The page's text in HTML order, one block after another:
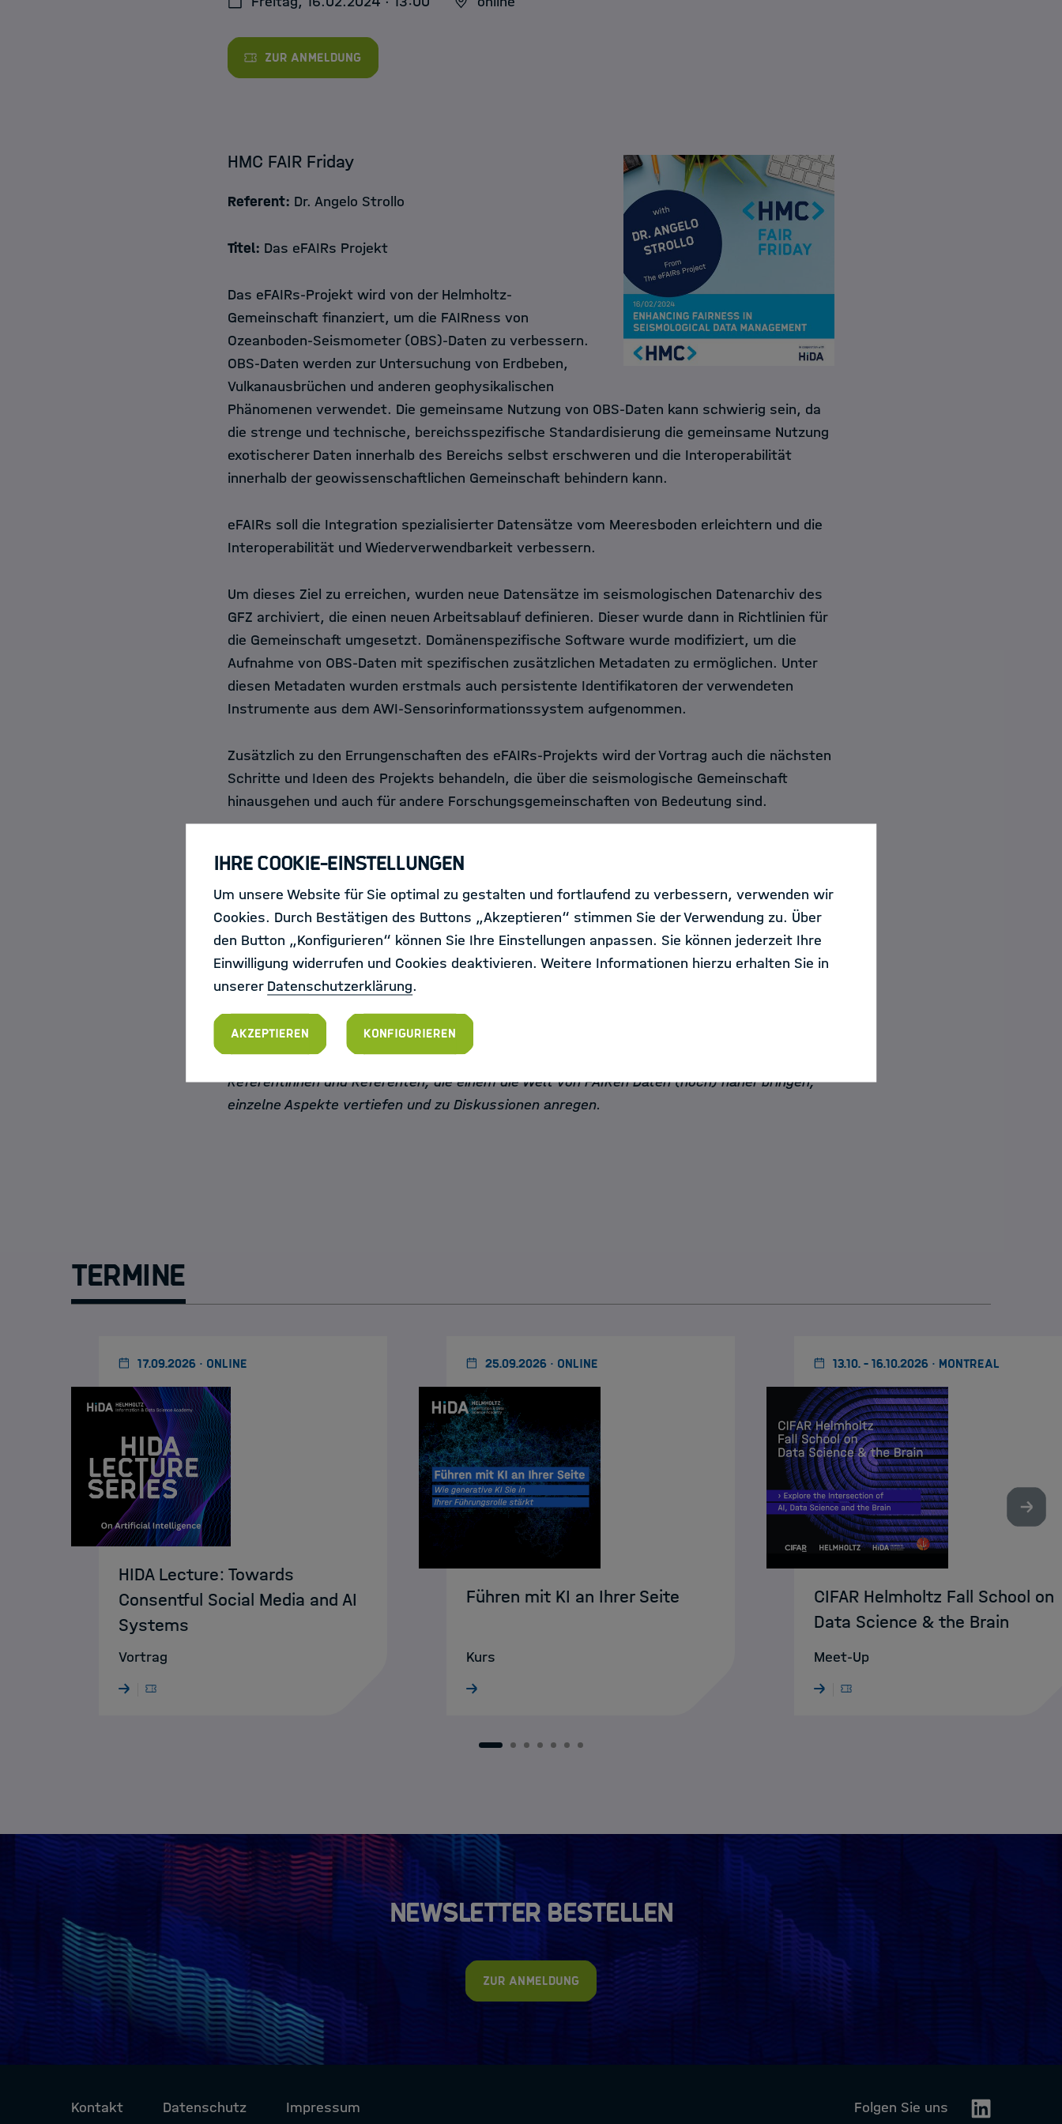
Zur Anmeldung
HMC FAIR Friday
Referent: Dr. Angelo Strollo
Titel: Das eFAIRs Projekt
Das eFAIRs-Projekt wird von der Helmholtz-
Gemeinschaft finanziert, um die FAIRness von
Ozeanboden-Seismometer (OBS)-Daten zu verbessern.
OBS-Daten werden zur Untersuchung von Erdbeben,
Vulkanausbrüchen und anderen geophysikalischen
Phänomenen verwendet. Die gemeinsame Nutzung von OBS-Daten kann schwierig sein, da
die strenge und technische, bereichsspezifische Standardisierung die gemeinsame Nutzung
exotischerer Daten innerhalb des Bereichs selbst erschweren und die Interoperabilität
innerhalb der geowissenschaftlichen Gemeinschaft behindern kann.
eFAIRs soll die Integration spezialisierter Datensätze vom Meeresboden erleichtern und die
Interoperabilität und Wiederverwendbarkeit verbessern.
Um dieses Ziel zu erreichen, wurden neue Datensätze im seismologischen Datenarchiv des
GFZ archiviert, die einen neuen Arbeitsablauf definieren. Dieser wurde dann in Richtlinien für
die Gemeinschaft umgesetzt. Domänenspezifische Software wurde modifiziert, um die
Aufnahme von OBS-Daten mit spezifischen zusätzlichen Metadaten zu ermöglichen. Unter
diesen Metadaten wurden erstmals auch persistente Identifikatoren der verwendeten
Instrumente aus dem AWI-Sensorinformationssystem aufgenommen.
Zusätzlich zu den Errungenschaften des eFAIRs-Projekts wird der Vortrag auch die nächsten
Schritte und Ideen des Projekts behandeln, die über die seismologische Gemeinschaft
hinausgehen und auch für andere Forschungsgemeinschaften von Bedeutung sind.
Zur Anmeldung
Um den interdisziplinären Austausch anzuregen und zu unterstützen, organisiert die
Helmholtz Metadata Collaboration
HMCin Kooperation mit der HIDA die Vortragsreihe
HMC FAIR Friday. Sie richtet sich an erfahrene Akteure im Forschungsdatenmanagement
sowie Wissenschaftlerinnen und Wissenschaftler aller Forschungsbereiche der Helmholtz-
Gemeinschaft und darüber hinaus.
HMC FAIR Friday bietet Vorträge von hochrangigen nationalen und internationalen
Referentinnen und Referenten, die einem die Welt von FAIRen Daten (noch) näher bringen,
einzelne Aspekte vertiefen und zu Diskussionen anregen.
Termine
17.09.2026 · ONLINE
HIDA Lecture: Towards
Consentful Social Media and AI
Systems
Vortrag
25.09.2026 · ONLINE
Führen mit KI an Ihrer Seite
Kurs
13.10. - 16.10.2026 · MONTREAL
CIFAR Helmholtz Fall School on
Data Science & the Brain
Meet-Up
1 2 3 4 5 6 7
Newsletter bestellen
Zur Anmeldung
Kontakt Datenschutz Impressum Folgen Sie uns
Ihre Cookie-Einstellungen
Um unsere Website für Sie optimal zu gestalten und fortlaufend zu verbessern, verwenden wir
Cookies. Durch Bestätigen des Buttons „Akzeptieren“ stimmen Sie der Verwendung zu. Über
den Button „Konfigurieren“ können Sie Ihre Einstellungen anpassen. Sie können jederzeit Ihre
Einwilligung widerrufen und Cookies deaktivieren. Weitere Informationen hierzu erhalten Sie in
unserer Datenschutzerklärung.
Akzeptieren Konfigurieren